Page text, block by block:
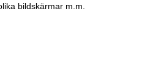
bildskärmar m.m.